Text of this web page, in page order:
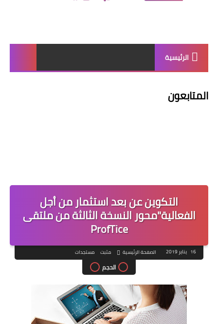
الرئيسية
المتابعون
التكوين عن بعد استثمار من أجل
الفعالية"محور النسخة الثالثة من ملتقى
ProfTice
16 يناير 2019 الصفحة الرئيسية مثبت مستجدات
الحجم